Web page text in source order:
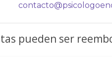
pueden ser